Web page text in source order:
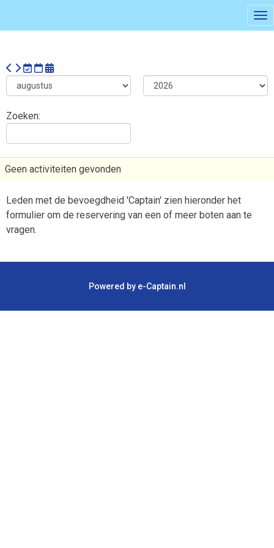
Zoeken:
Geen activiteiten gevonden
Leden met de bevoegdheid 'Captain' zien hieronder het
formulier om de reservering van een of meer boten aan te
vragen.
Powered by e-Captain.nl